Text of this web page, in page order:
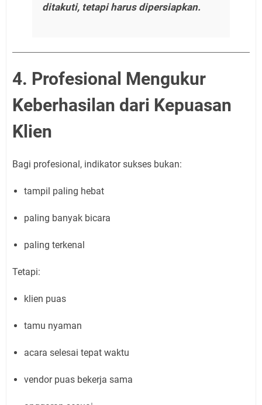
ditakuti, tetapi harus dipersiapkan.
4. Profesional Mengukur
Keberhasilan dari Kepuasan
Klien
Bagi profesional, indikator sukses bukan:
tampil paling hebat
paling banyak bicara
paling terkenal
Tetapi:
klien puas
tamu nyaman
acara selesai tepat waktu
vendor puas bekerja sama